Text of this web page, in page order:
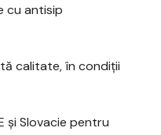
cu antisip
calitate, în condiții
și Slovacie pentru